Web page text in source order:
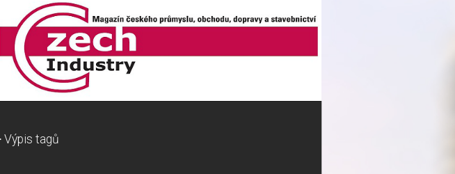
Výpis tagů